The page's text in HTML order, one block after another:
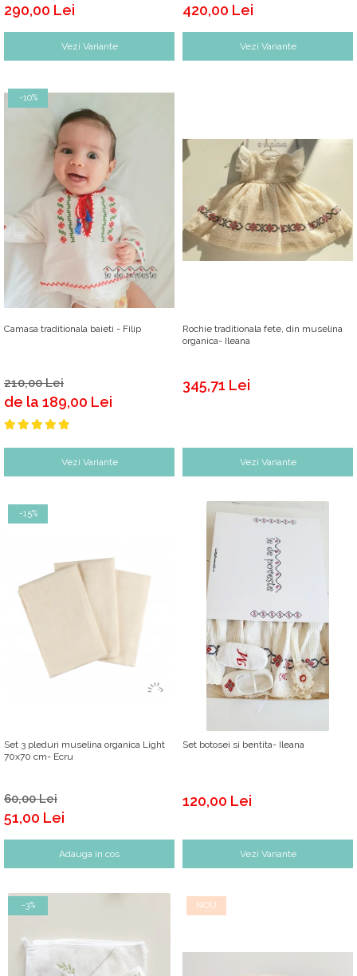
290,00 Lei
Vezi Variante
420,00 Lei
Vezi Variante
-10%
Camasa traditionala baieti - Filip
210,00 Lei
de la 189,00 Lei
Vezi Variante
Rochie traditionala fete, din muselina
organica- Ileana
345,71 Lei
Vezi Variante
-15%
Set 3 pleduri muselina organica Light
70x70 cm- Ecru
60,00 Lei
51,00 Lei
Adauga in cos
Set botosei si bentita- Ileana
120,00 Lei
Vezi Variante
-3% NOU